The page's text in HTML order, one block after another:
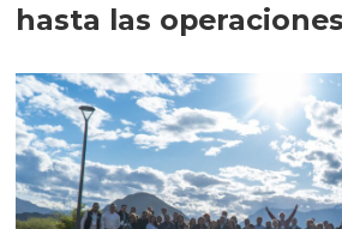
hasta las